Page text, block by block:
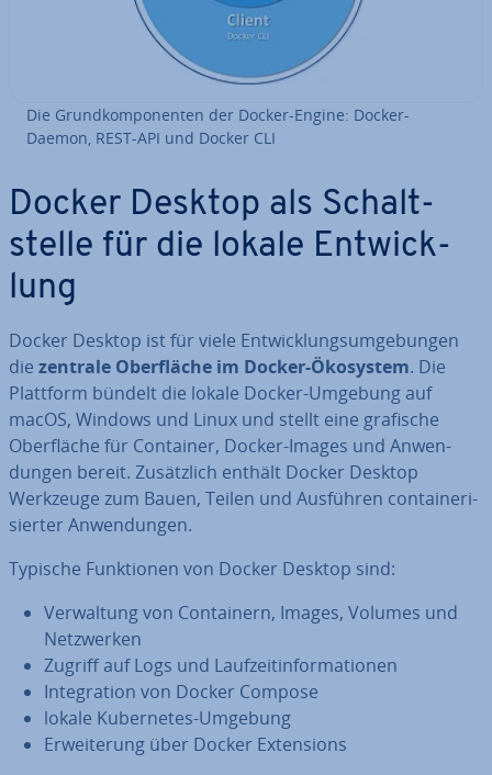
Die Grund­kom­po­nen­ten der Docker-Engine: Docker-
Daemon, REST-API und Docker CLI
Docker Desktop als Schalt­
stel­le für die lokale Ent­wick­
lung
Docker Desktop ist für viele Ent­wick­lungs­um­ge­bun­gen
die zentrale Ober­flä­che im Docker-Ökosystem. Die
Plattform bündelt die lokale Docker-Umgebung auf
macOS, Windows und Linux und stellt eine grafische
Ober­flä­che für Container, Docker-Images und An­wen­
dun­gen bereit. Zu­sätz­lich enthält Docker Desktop
Werkzeuge zum Bauen, Teilen und Ausführen con­tai­ne­ri­
sier­ter An­wen­dun­gen.
Typische Funk­tio­nen von Docker Desktop sind:
Ver­wal­tung von Con­tai­nern, Images, Volumes und
Netz­wer­ken
Zugriff auf Logs und Lauf­zeit­in­for­ma­tio­nen
In­te­gra­ti­on von Docker Compose
lokale Ku­ber­netes-Umgebung
Er­wei­te­rung über Docker Ex­ten­si­ons